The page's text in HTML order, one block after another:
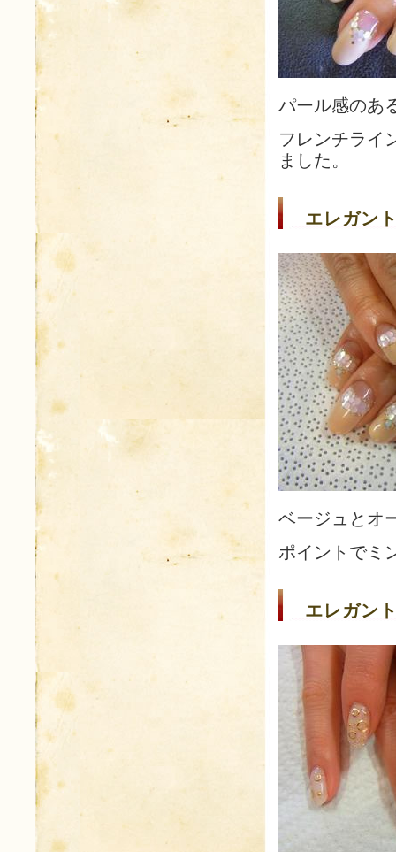
パール感のあ
フレンチライ
ました。
エレガン
ベージュとオ
ポイントでミ
エレガン